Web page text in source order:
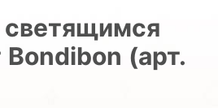
(арт.